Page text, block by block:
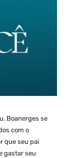
Boanerges se
com o
que seu pai
gastar seu